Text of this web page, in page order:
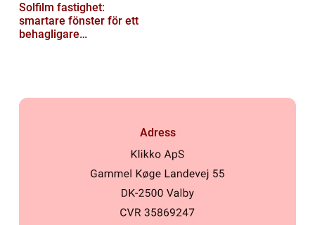
Solfilm fastighet:
smartare fönster för ett
behagligare
Adress